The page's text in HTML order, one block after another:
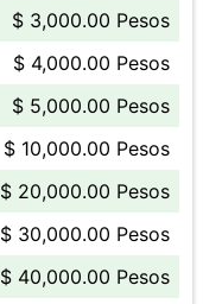
$ 3,000.00 Pesos
$ 4,000.00 Pesos
$ 5,000.00 Pesos
$ 10,000.00 Pesos
$ 20,000.00 Pesos
$ 30,000.00 Pesos
$ 40,000.00 Pesos